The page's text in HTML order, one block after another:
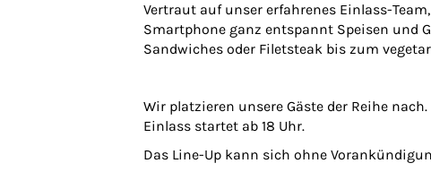
Vertraut auf unser erfahrenes Einlass-
Smartphone ganz entspannt Speisen und
Sandwiches oder Filetsteak bis zum
Wir platzieren unsere Gäste der Reihe
Einlass startet ab 18 Uhr.
Das Line-Up kann sich ohne